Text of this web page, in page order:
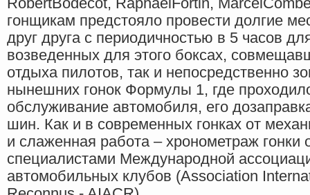
гонщикам предстояло провести долгие
друг друга с периодичностью в 5 часов
возведенных для этого боксах,
отдыха пилотов, так и непосредственно
нынешних гонок Формулы 1, где
обслуживание автомобиля, его
шин. Как и в современных гонках от
и слаженная работа – хронометраж
специалистами Международной
автомобильных клубов (Association